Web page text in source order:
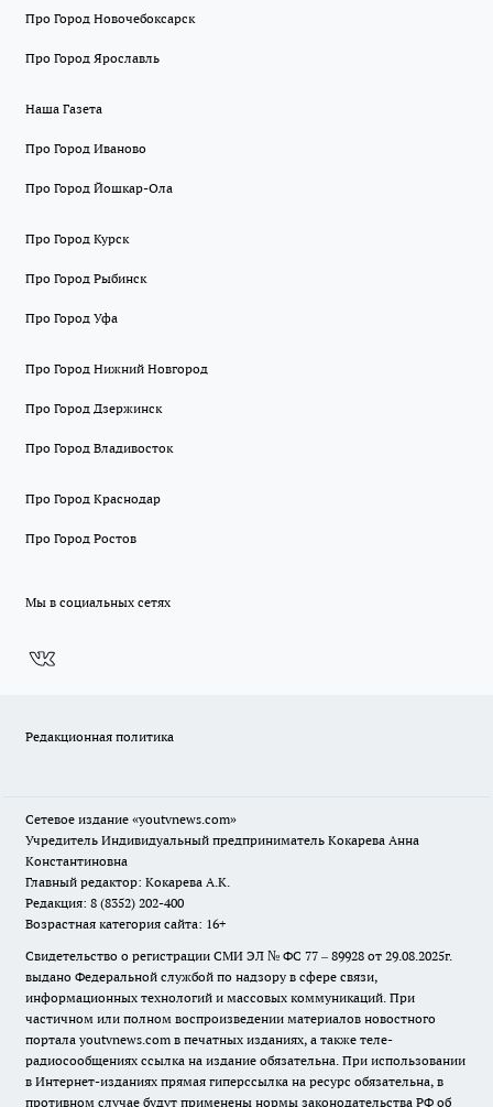
Про Город Новочебоксарск
Про Город Ярославль
Наша Газета
Про Город Иваново
Про Город Йошкар-Ола
Про Город Курск
Про Город Рыбинск
Про Город Уфа
Про Город Нижний Новгород
Про Город Дзержинск
Про Город Владивосток
Про Город Краснодар
Про Город Ростов
Мы в социальных сетях
Редакционная политика
Сетевое издание «youtvnews.com»
Учредитель Индивидуальный предприниматель Кокарева Анна
Константиновна
Главный редактор: Кокарева А.К.
Редакция: 8 (8352) 202-400
Возрастная категория сайта: 16+
Свидетельство о регистрации СМИ ЭЛ № ФС 77 – 89928 от 29.08.2025г.
выдано Федеральной службой по надзору в сфере связи,
информационных технологий и массовых коммуникаций. При
частичном или полном воспроизведении материалов новостного
портала youtvnews.com в печатных изданиях, а также теле-
радиосообщениях ссылка на издание обязательна. При использовании
в Интернет-изданиях прямая гиперссылка на ресурс обязательна, в
противном случае будут применены нормы законодательства РФ об